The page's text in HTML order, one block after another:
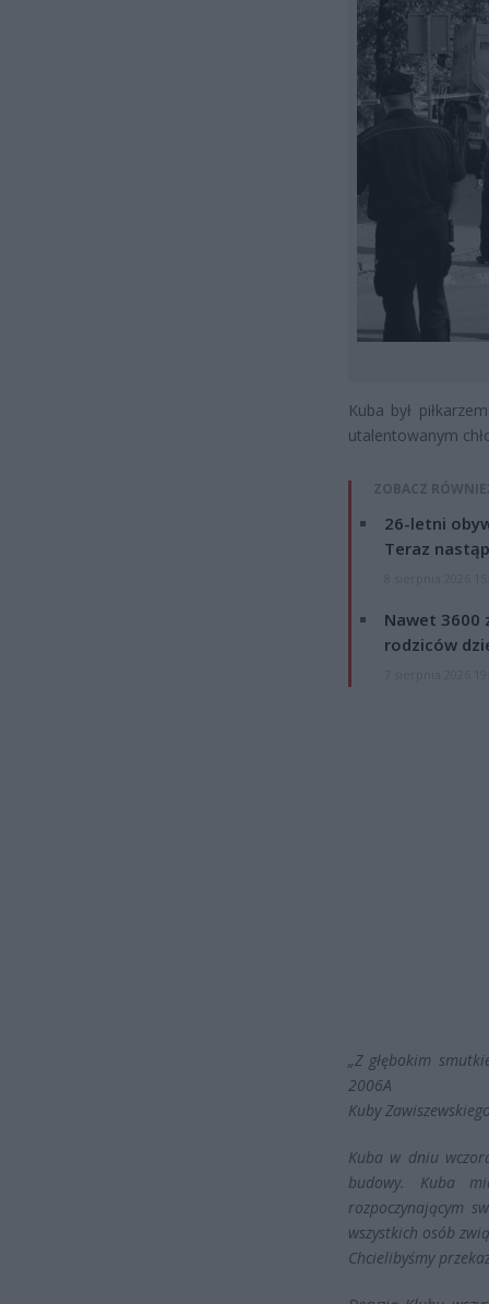
Kuba był
utalentowanym
ZOBACZ
26-letni
Teraz
Nawet 3600
rodziców
„Z głębokim
2006A
Kuby
Kuba w dniu
budowy. Kuba
rozpoczynającym
wszystkich osób
Chcielibyśmy